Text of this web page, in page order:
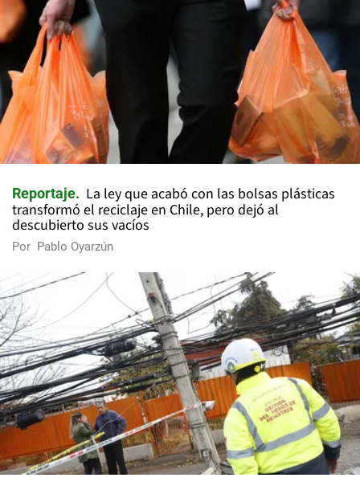
Reportaje
La ley que acabó con las bolsas plásticas
transformó el reciclaje en Chile, pero dejó al
descubierto sus vacíos
Por Pablo Oyarzún